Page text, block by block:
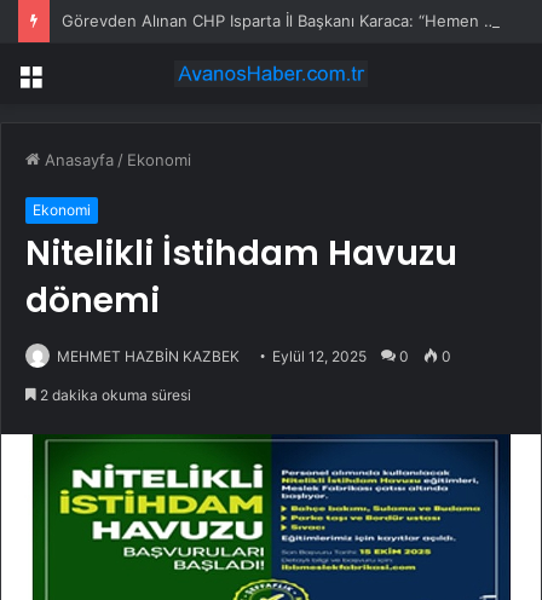
Görevden Alınan CHP Isparta İl Başkanı Karaca: “Hemen Geçiş Yapacağız”
Menü
Anasayfa / Ekonomi
Ekonomi
Nitelikli İstihdam Havuzu
dönemi
MEHMET HAZBİN KAZBEK Eylül 12, 2025 0 0
2 dakika okuma süresi